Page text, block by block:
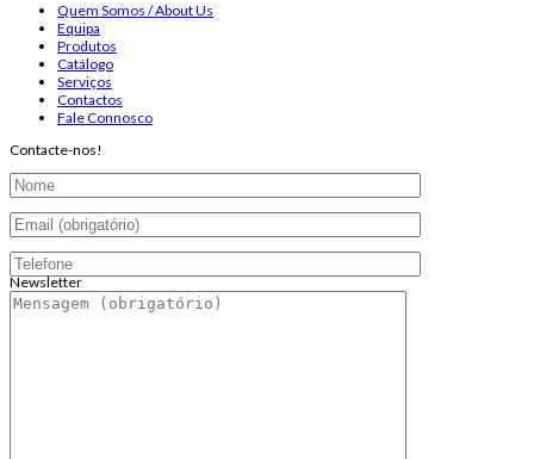
Quem Somos / About Us
Equipa
Produtos
Catálogo
Serviços
Contactos
Fale Connosco
Contacte-nos!
Newsletter
Endereço de email: